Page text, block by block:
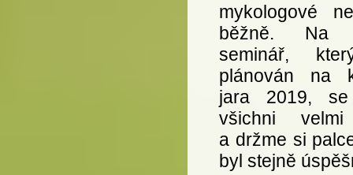
mykologové
běžně. Na
seminář,
plánován na
jara 2019,
všichni
a držme si
byl stejně